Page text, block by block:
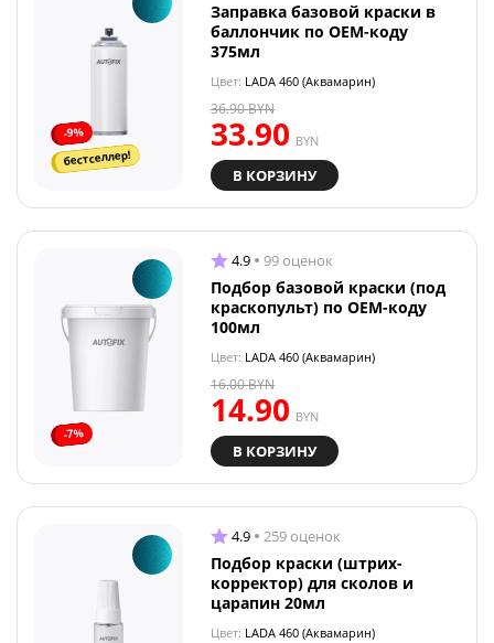
-9%
бестселлер!
Заправка базовой краски в
баллончик по OEM-коду
375мл
Цвет: LADA 460 (Аквамарин)
33.90 BYN
36.90BYN
В КОРЗИНУ
-7%
4.9 99 оценок
Подбор базовой краски (под
краскопульт) по OEM-коду
100мл
Цвет: LADA 460 (Аквамарин)
14.90 BYN
16.00BYN
В КОРЗИНУ
4.9 259 оценок
Подбор краски (штрих-
корректор) для сколов и
царапин 20мл
Цвет: LADA 460 (Аквамарин)